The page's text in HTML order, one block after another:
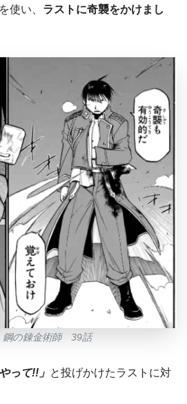
使い、 ラストに奇襲をかけまし
鋼の錬金術師 39話
って!!」 と投げかけたラストに対